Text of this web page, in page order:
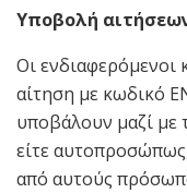
Υποβολή
Οι
αίτηση με κωδικό
υποβάλουν μαζί με
είτε
από αυτούς